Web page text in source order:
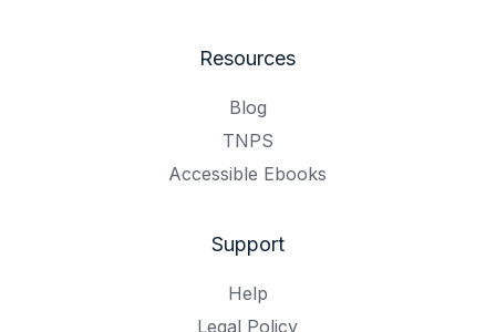
Resources
Blog
TNPS
Accessible Ebooks
Support
Help
Legal Policy